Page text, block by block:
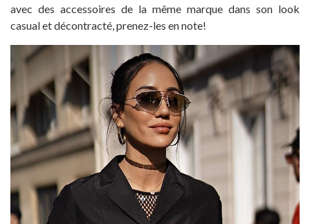
avec des accessoires de la même marque dans son look
casual et décontracté, prenez-les en note!